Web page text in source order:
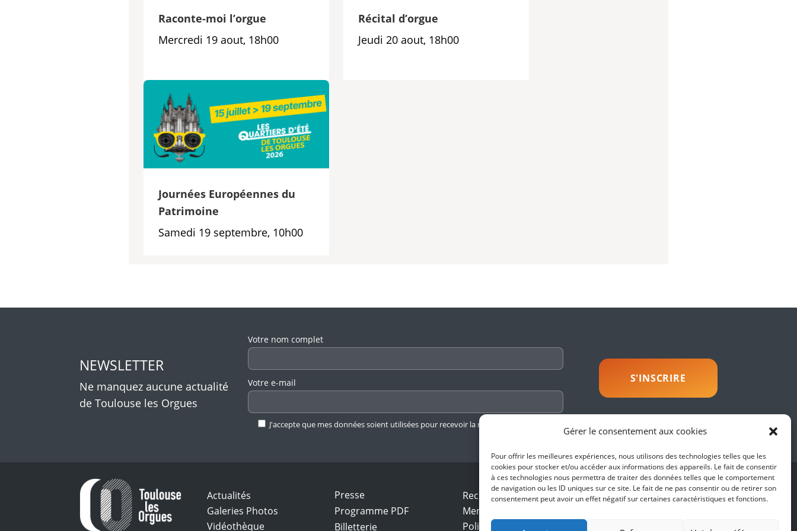
Gérer le consentement aux cookies
Pour offrir les meilleures expériences, nous utilisons des technologies telles que les
cookies pour stocker et/ou accéder aux informations des appareils. Le fait de consentir
à ces technologies nous permettra de traiter des données telles que le comportement
de navigation ou les ID uniques sur ce site. Le fait de ne pas consentir ou de retirer son
consentement peut avoir un effet négatif sur certaines caractéristiques et fonctions.
Raconte-moi l’orgue
Mercredi 19 aout, 18h00
Récital d’orgue
Jeudi 20 aout, 18h00
Journées Européennes du
Patrimoine
Samedi 19 septembre, 10h00
NEWSLETTER
Ne manquez aucune actualité
de Toulouse les Orgues
Veuillez laisser ce champ vide.
Votre nom complet
Votre e-mail
J'accepte que mes données soient utilisées pour recevoir la newsletter.
Actualités
Galeries Photos
Vidéothèque
Presse
Programme PDF
Billetterie
Recrutement
Mentions légales
Politique de confidentialité
SUIVEZ-NOUS